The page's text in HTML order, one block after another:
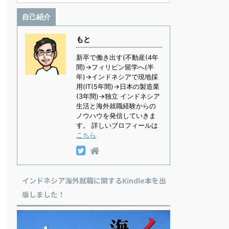
自己紹介
もと
新卒で働き出す(不動産(4年
間)→フィリピン留学へ(半
年)→インドネシアで現地採
用(IT(5年間)→日本の製造業
(3年間)→独立 インドネシア
生活と海外就職経験からの
ノウハウを発信していきま
す。 詳しいプロフィールは
こちら
インドネシア海外就職に関するKindle本を出
版しました！